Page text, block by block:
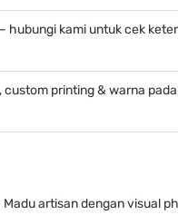
kami untuk cek
custom printing & warna
Madu artisan dengan visual